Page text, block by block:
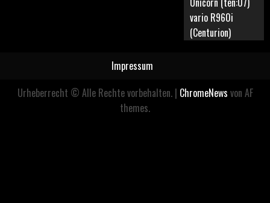
vario R960i
(Centurion)
Impressum
Urheberrecht © Alle Rechte vorbehalten. | ChromeNews von AF
themes.